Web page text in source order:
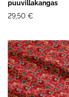
puuvillakangas
29,50 €